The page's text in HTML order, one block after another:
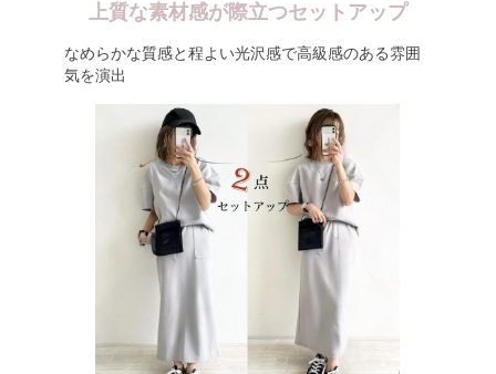
上質な素材感が際立つセットアップ
なめらかな質感と程よい光沢感で高級感のある雰囲
気を演出